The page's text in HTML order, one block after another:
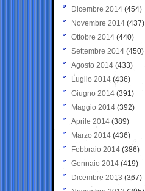
Dicembre 2014 (454)
Novembre 2014 (437)
Ottobre 2014 (440)
Settembre 2014 (450)
Agosto 2014 (433)
Luglio 2014 (436)
Giugno 2014 (391)
Maggio 2014 (392)
Aprile 2014 (389)
Marzo 2014 (436)
Febbraio 2014 (386)
Gennaio 2014 (419)
Dicembre 2013 (367)